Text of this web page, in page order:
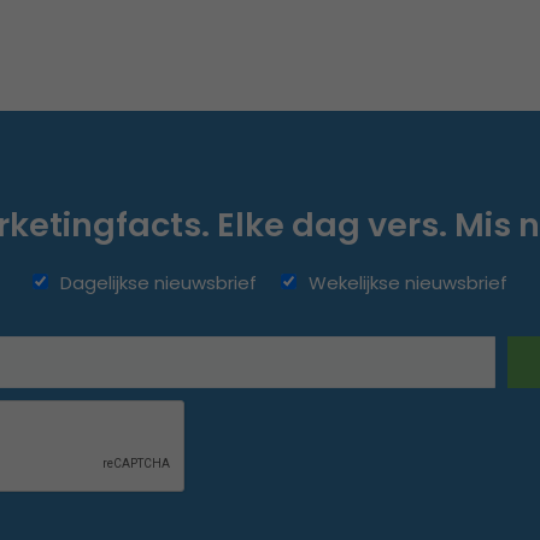
Elke dag vers. Mis
Dagelijkse nieuwsbrief Wekelijkse nieuwsbrief